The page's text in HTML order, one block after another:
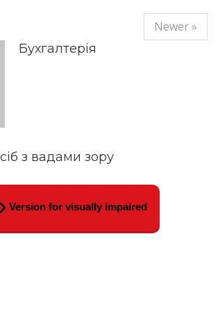
Newer »
Бухгалтерія
з вадами зору
Version for visually impaired